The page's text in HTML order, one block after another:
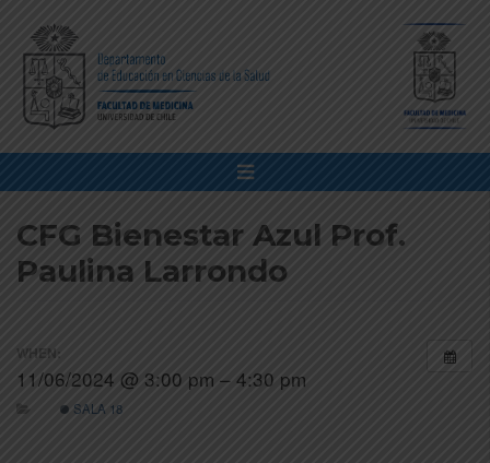
CFG Bienestar Azul Prof.
Paulina Larrondo
WHEN:
11/06/2024 @ 3:00 pm – 4:30 pm
SALA 18